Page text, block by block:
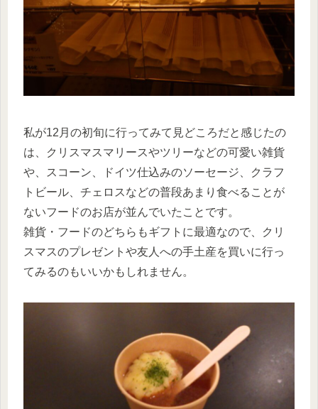
私が12月の初旬に行ってみて見どころだと感じたの
は、クリスマスマリースやツリーなどの可愛い雑貨
や、スコーン、ドイツ仕込みのソーセージ、クラフ
トビール、チェロスなどの普段あまり食べることが
ないフードのお店が並んでいたことです。
雑貨・フードのどちらもギフトに最適なので、クリ
スマスのプレゼントや友人への手土産を買いに行っ
てみるのもいいかもしれません。